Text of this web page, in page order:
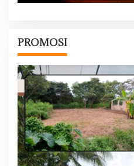
PROMOSI